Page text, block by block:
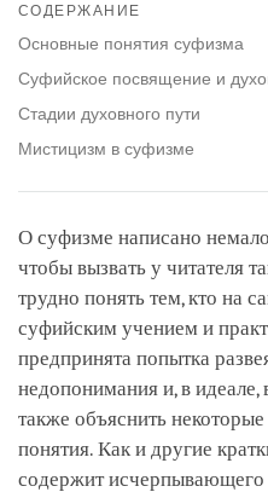
СОДЕРЖАНИЕ
Основные понятия суфизма
Суфийское посвящение и
Стадии духовного пути
Мистицизм в суфизме
О суфизме написано
чтобы вызвать у читателя
трудно понять тем, кто на
суфийским учением и
предпринята попытка
недопонимания и, в идеале,
также объяснить
понятия. Как и другие
содержит исчерпывающего